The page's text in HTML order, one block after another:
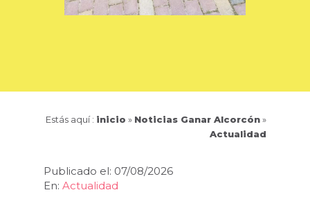
Estás aquí : inicio » Noticias Ganar Alcorcón»
Actualidad
Publicado el: 07/08/2026
En: Actualidad